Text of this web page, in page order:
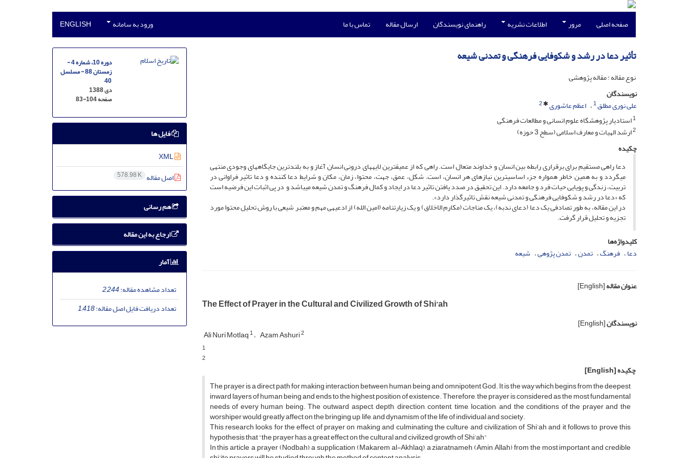
صفحه اصلی مرور اطلاعات نشریه راهنمای نویسندگان ارسال مقاله تماس با ما ورود به سامانه ENGLISH
تأثیر دعا در رشد و شکوفایی فرهنگی و تمدنی شیعه
نوع مقاله : مقاله پژوهشی
نویسندگان
علی نوری مطلق1 اعظم عاشوری
2
1استادیار پژوهشگاه علوم انسانی و مطالعات فرهنگی
2ارشد الهیات و معارف اسلامی (سطح 3 حوزه)
چکیده
دعا راهی مستقیم برای برقراری رابطه بین انسان و خداوند متعال است. راهی که از عمیق­ترین لایه­های درونی انسان آغاز و به بلندترین جایگاه­های وجودی منتهی
می­گردد و به همین خاطر همواره جزء اساسی­ترین نیازهای هر انسان، است. شکل، عمق، جهت، محتوا، زمان، مکان و شرایط دعا کننده و دعا تاثیر فراوانی در
تربیت، زندگی و پویایی حیات فرد و جامعه دارد. این تحقیق در صدد یافتن تاثیر دعا در ایجاد و کمال فرهنگ و تمدن شیعه می­باشد و در پی اثبات این فرضیه است
که «دعا در رشد و شکوفایی فرهنگی و تمدنی شیعه نقش تاثیرگذار دارد».
در این مقاله، به طور تصادفی یک دعا (دعای ندبه)، یک مناجات (مکارم الاخلاق) و یک زیارتنامه (امین الله) از ادعیه­ی مهم و معتبر شیعی با روش تحلیل محتوا مورد
تجزیه و تحلیل قرار گرفت.
کلیدواژه‌ها
دعا فرهنگ تمدن تمدن پژوهی شیعه
عنوان مقاله[English]
The Effect of Prayer in the Cultural and Civilized Growth of Shi’ah
نویسندگان[English]
Ali Nuri Motlaq1 Azam Ashuri2
1
2
چکیده[English]
The prayer is a direct path for making interaction between human being and omnipotent God. It is the way which begins from the deepest
inward layers of human being and ends to the highest position of existence. Therefore, the prayer is considered as the most fundamental
needs of every human being. The outward aspect, depth, direction, content, time, location, and the conditions of the prayer and the
worshiper would greatly affect on the bringing up, life, and dynamism of the life of individual and society.
This research looks for the effect of prayer on making and culminating the culture and civilization of Shi’ah and it follows to prove this
hypothesis that “the prayer has a great effect on the cultural and civilized growth of Shi’ah”
In this article, a prayer (Nodbah), a supplication (Makarem al-Akhlaq), a ziaratnameh (Amin Allah) from the most important and credible
دوره 10، شماره 4 -
زمستان 88 - مسلسل
40
دی 1388
صفحه83-104
فایل ها
XML
اصل مقاله 578.98 K
هم رسانی
ارجاع به این مقاله
آمار
تعداد مشاهده مقاله:2,244
تعداد دریافت فایل اصل مقاله:1,418